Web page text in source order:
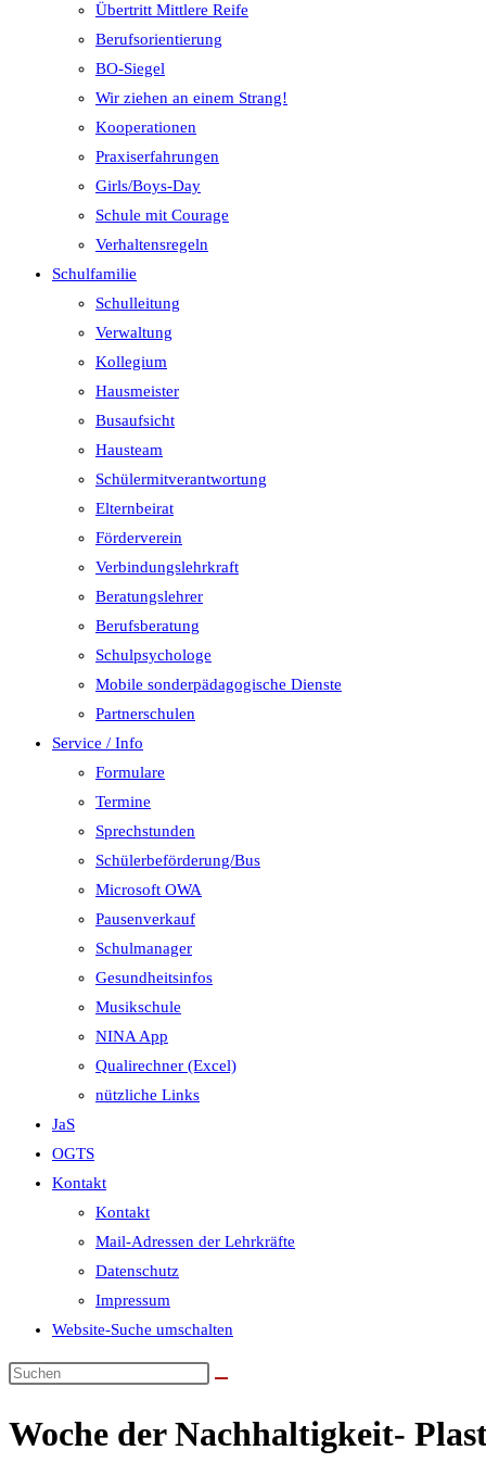
Übertritt Mittlere Reife
Berufsorientierung
BO-Siegel
Wir ziehen an einem Strang!
Kooperationen
Praxiserfahrungen
Girls/Boys-Day
Schule mit Courage
Verhaltensregeln
Schulfamilie
Schulleitung
Verwaltung
Kollegium
Hausmeister
Busaufsicht
Hausteam
Schülermitverantwortung
Elternbeirat
Förderverein
Verbindungslehrkraft
Beratungslehrer
Berufsberatung
Schulpsychologe
Mobile sonderpädagogische Dienste
Partnerschulen
Service / Info
Formulare
Termine
Sprechstunden
Schülerbeförderung/Bus
Microsoft OWA
Pausenverkauf
Schulmanager
Gesundheitsinfos
Musikschule
NINA App
Qualirechner (Excel)
nützliche Links
JaS
OGTS
Kontakt
Kontakt
Mail-Adressen der Lehrkräfte
Datenschutz
Impressum
Website-Suche umschalten
Woche der Nachhaltigkeit-